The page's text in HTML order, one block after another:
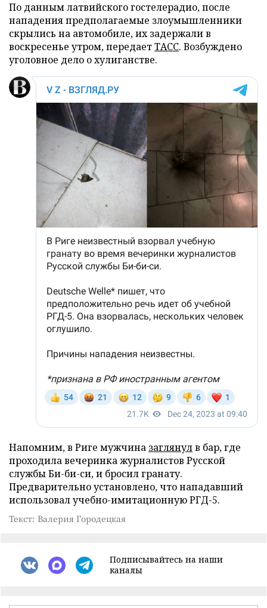
По данным латвийского гостелерадио, после
нападения предполагаемые злоумышленники
скрылись на автомобиле, их задержали в
воскресенье утром, передаетТАСС. Возбуждено
уголовное дело о хулиганстве.
Напомним, в Риге мужчина заглянулв бар, где
проходила вечеринка журналистов Русской
службы Би-би-си, и бросил гранату.
Предварительно установлено, что нападавший
использовал учебно-имитационную РГД-5.
Текст: Валерия Городецкая
Подписывайтесь на наши
каналы